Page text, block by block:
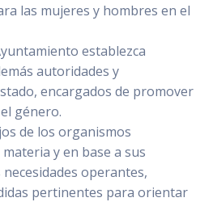
las mujeres y hombres en el
establezca
autoridades y
encargados de promover
género.
de los organismos
y en base a sus
operantes,
pertinentes para orientar